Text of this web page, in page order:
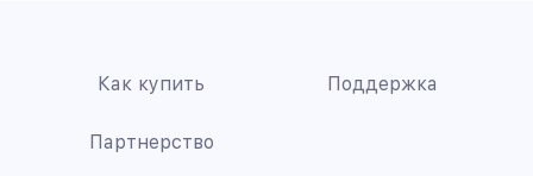
Как купить Поддержка
Партнерство